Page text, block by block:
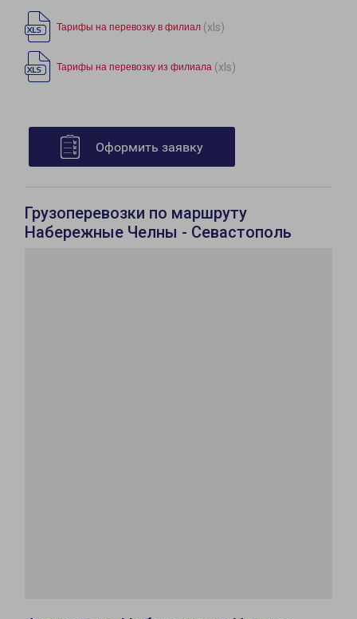
Тарифы на перевозку в филиал (xls)
Тарифы на перевозку из филиала (xls)
Оформить заявку
Грузоперевозки по маршруту
Набережные Челны - Севастополь